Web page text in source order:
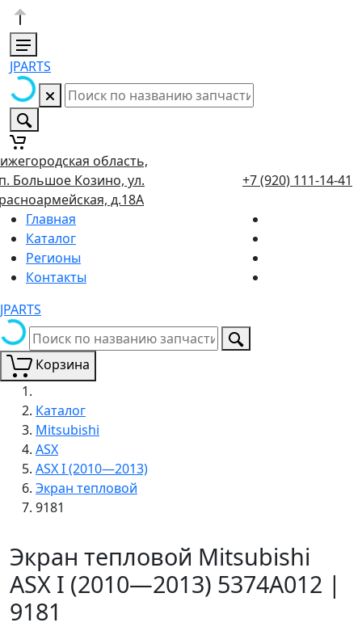
JPARTS
область,
Большое Козино, ул.
д.18А
+7 (920) 111-14-41
Главная
Каталог
Регионы
Контакты
JPARTS
Корзина
Каталог
Mitsubishi
ASX
ASX I (2010—2013)
Экран тепловой
9181
Экран тепловой Mitsubishi
ASX I (2010—2013) 5374A012 |
9181